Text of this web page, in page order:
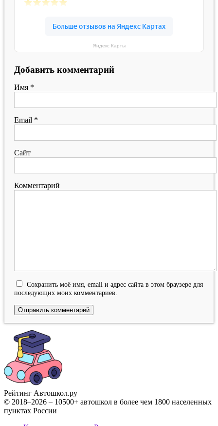
Яндекс Карты
Добавить комментарий
Имя *
Email *
Сайт
Комментарий
Сохранить моё имя, email и адрес сайта в этом браузере для
последующих моих комментариев.
Рейтинг Автошкол.ру
© 2018–2026 – 10500+ автошкол в более чем 1800 населенных
пунктах России